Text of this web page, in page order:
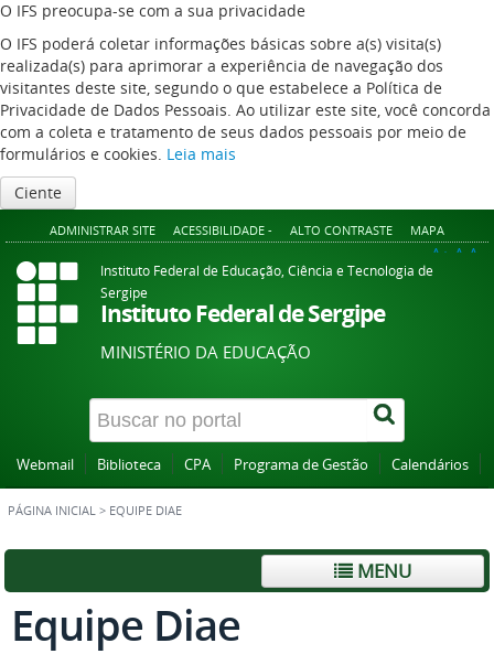
O IFS preocupa-se com a sua privacidade
O IFS poderá coletar informações básicas sobre a(s) visita(s)
realizada(s) para aprimorar a experiência de navegação dos
visitantes deste site, segundo o que estabelece a Política de
Privacidade de Dados Pessoais. Ao utilizar este site, você concorda
com a coleta e tratamento de seus dados pessoais por meio de
formulários e cookies. Leia mais
Ciente
ADMINISTRAR SITE ACESSIBILIDADE - ALTO CONTRASTE MAPA
A+ A A-
Instituto Federal de Educação, Ciência e Tecnologia de
Sergipe
Instituto Federal de Sergipe
MINISTÉRIO DA EDUCAÇÃO
Webmail Biblioteca CPA Programa de Gestão Calendários
PÁGINA INICIAL > EQUIPE DIAE
MENU
Equipe Diae